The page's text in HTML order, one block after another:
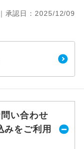
承認日：2025/12/09
い合わせ
みをご利用